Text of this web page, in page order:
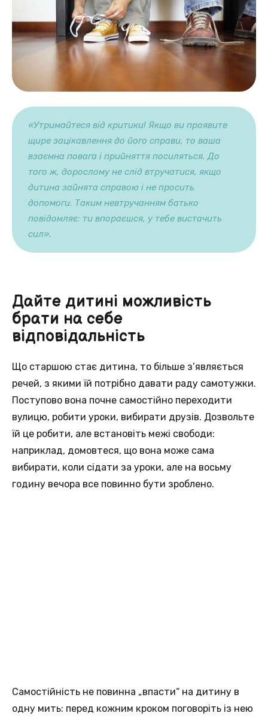
«Утримайтеся від критики! Якщо ви проявите
щире зацікавлення до його справи, то ваша
взаємна повага і прийняття посиляться. До
того ж, дорослому не слід втручатися, якщо
дитина зайнята справою і не просить
допомоги. Таким невтручанням батько
повідомляє: ти впораєшся, у тебе вистачить
сил».
Дайте дитині можливість
брати на себе
відповідальність
Що старшою стає дитина, то більше з’являється
речей, з якими їй потрібно давати раду самотужки.
Поступово вона почне самостійно переходити
вулицю, робити уроки, вибирати друзів. Дозвольте
їй це робити, але встановіть межі свободи:
наприклад, домовтеся, що вона може сама
вибирати, коли сідати за уроки, але на восьму
годину вечора все повинно бути зроблено.
Самостійність не повинна „впасти“ на дитину в
одну мить: перед кожним кроком поговоріть із нею